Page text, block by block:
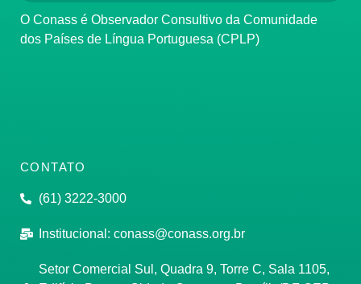
O Conass é Observador Consultivo da Comunidade
dos Países de Língua Portuguesa (CPLP)
CONTATO
(61) 3222-3000
Institucional: conass@conass.org.br
Setor Comercial Sul, Quadra 9, Torre C, Sala 1105,